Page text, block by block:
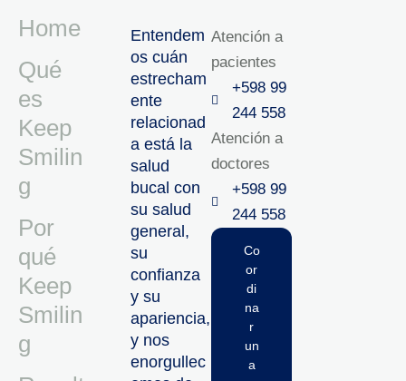
Home
Qué
es
Keep
Smilin
g
Por
qué
Keep
Smilin
g
Entendem
os cuán
estrecham
ente
relacionad
a está la
salud
bucal con
su salud
general,
su
confianza
y su
apariencia,
y nos
enorgullec
Atención a
pacientes
+598 99
244 558
Atención a
doctores
+598 99
244 558‬‬
Co
or
di
na
r
un
a